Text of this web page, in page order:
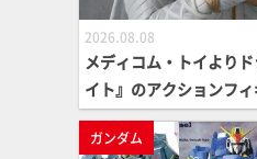
2026.08.08
メディコム・トイより
イト』のアクションフ
身白ずくめのコスチュ
【MAFEX】
ガンダム